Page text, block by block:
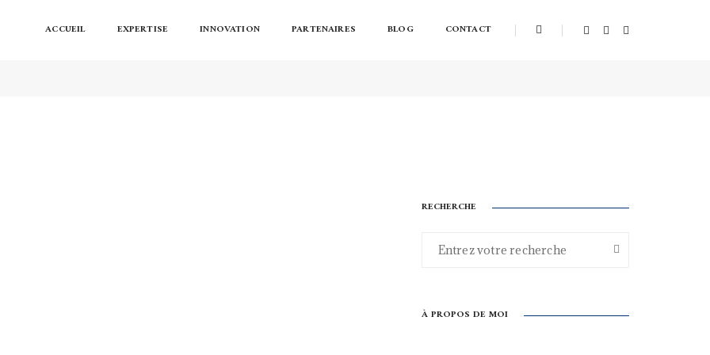
ACCUEIL EXPERTISE INNOVATION PARTENAIRES BLOG CONTACT
: la monture Accessoires et tests Entraînement
RECHERCHE
À PROPOS DE MOI